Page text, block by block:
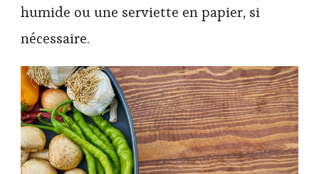
humide ou une serviette en papier, si
nécessaire.